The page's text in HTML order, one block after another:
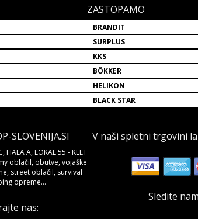
ZASTOPAMO
BRANDIT
SURPLUS
KKS
BÖKKER
HELIKON
BLACK STAR
SLOVENIJA.SI
HALA A, LOKAL 55 - KLET
oblačil, obutve, vojaške
street oblačil, survival
opreme...
nas:
V naši spletni trgovini
Sledite